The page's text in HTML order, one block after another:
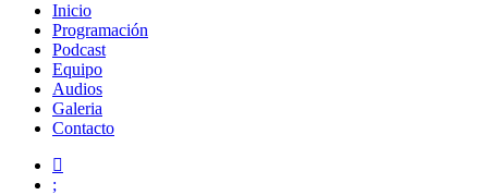
Inicio
Programación
Podcast
Equipo
Audios
Galeria
Contacto